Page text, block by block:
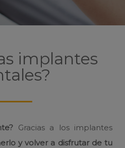
implantes
Gracias a los implantes
y volver a disfrutar de tu